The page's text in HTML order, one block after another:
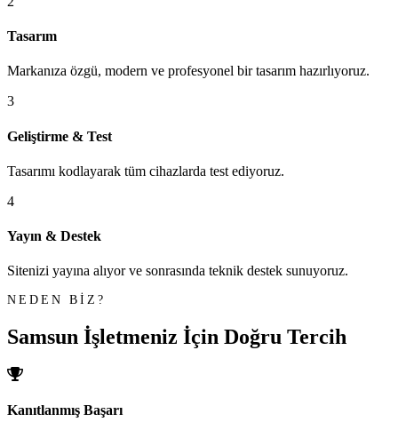
Tasarım
Markanıza özgü, modern ve profesyonel bir tasarım hazırlıyoruz.
3
Geliştirme & Test
Tasarımı kodlayarak tüm cihazlarda test ediyoruz.
4
Yayın & Destek
Sitenizi yayına alıyor ve sonrasında teknik destek sunuyoruz.
NEDEN BİZ?
Samsun İşletmeniz İçin Doğru Tercih
Kanıtlanmış Başarı